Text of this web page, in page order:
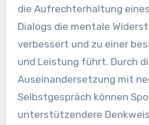
die Aufrechterhaltung
Dialogs die mentale
verbessert und zu einer
und Leistung führt. Durch
Auseinandersetzung mit
Selbstgespräch können
unterstützendere